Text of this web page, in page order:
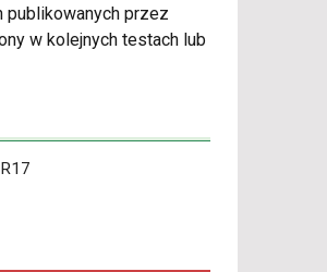
publikowanych przez
w kolejnych testach lub